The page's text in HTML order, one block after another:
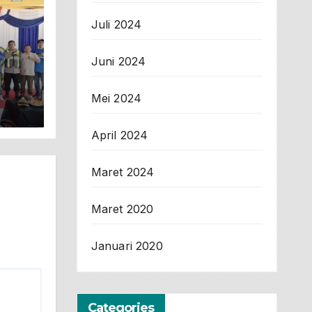
Juli 2024
Juni 2024
Mei 2024
April 2024
Maret 2024
Maret 2020
Januari 2020
Categories